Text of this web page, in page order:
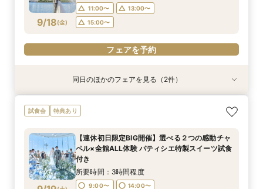
フェアを予約
9/18(金)
11:00〜
13:00〜
15:00〜
フェアを予約
9/18(金)
【少人数限定】 挙式＆会食プライベートウエ
ディングフェア
11:00〜
13:00〜
15:00〜
フェアを予約
9/18(金)
【見積り比較】 選べる2つのチャペル体験×安心
◎ご予算相談会
11:00〜
13:00〜
15:00〜
フェアを予約
同日のほかのフェアを見る（2件）
試食会 特典あり
【連休初日限定BIG開催】選べる２つの感動チャ
ペル×全館ALL体験 パティシエ特製スイーツ試食
付き
所要時間：3時間程度
9:00〜 14:00〜